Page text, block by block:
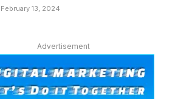
February 13, 2024
Advertisement